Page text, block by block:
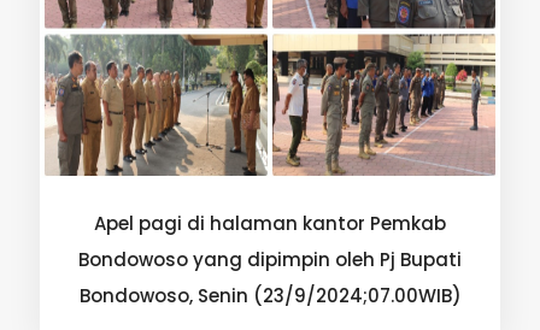
Apel pagi di halaman kantor Pemkab
Bondowoso yang dipimpin oleh Pj Bupati
Bondowoso, Senin (23/9/2024;07.00WIB)